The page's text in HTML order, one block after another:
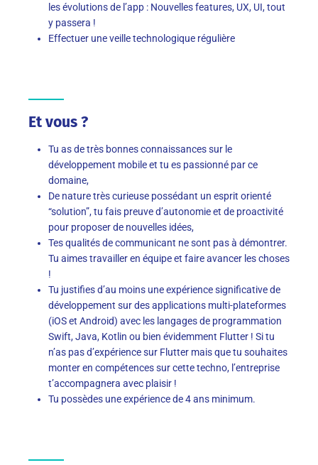
les évolutions de l’app : Nouvelles features, UX, UI, tout
y passera !
Effectuer une veille technologique régulière
Et vous ?
Tu as de très bonnes connaissances sur le
développement mobile et tu es passionné par ce
domaine,
De nature très curieuse possédant un esprit orienté
“solution”, tu fais preuve d’autonomie et de proactivité
pour proposer de nouvelles idées,
Tes qualités de communicant ne sont pas à démontrer.
Tu aimes travailler en équipe et faire avancer les choses
!
Tu justifies d’au moins une expérience significative de
développement sur des applications multi-plateformes
(iOS et Android) avec les langages de programmation
Swift, Java, Kotlin ou bien évidemment Flutter ! Si tu
n’as pas d’expérience sur Flutter mais que tu souhaites
monter en compétences sur cette techno, l’entreprise
t’accompagnera avec plaisir !
Tu possèdes une expérience de 4 ans minimum.